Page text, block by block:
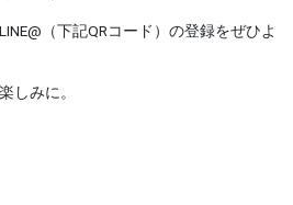
LINE@ （下記QRコード）の登録をぜひよ
しみに。